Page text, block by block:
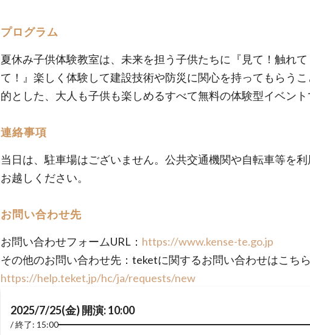
プログラム
夏休み子供体験教室は、未来を担う子供たちに『見て！触れて
て！』楽しく体験して建設技術や防災に関心を持ってもらうこ
的とした、大人も子供も楽しめるすべて無料の体験型イベント
連絡事項
当日は、駐車場はございません。公共交通機関や自転車等を利
お越しください。
お問い合わせ先
お問い合わせフォームURL： https://www.kense-te.go.jp
その他のお問い合わせ先：teketに関するお問い合わせはこち
https://help.teket.jp/hc/ja/requests/new
2025/7/25(金) 開演: 10:00
終了: 15:00